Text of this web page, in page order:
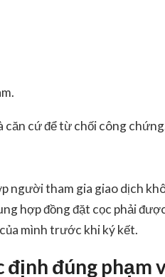
căn cứ để từ chối công chứng
người tham gia giao dịch
hợp đồng đặt cọc phải
mình trước khi ký kết.
định đúng phạm